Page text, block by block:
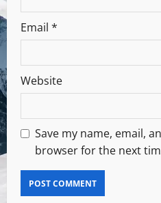
Email *
Website
Save my name, email,
browser for the next